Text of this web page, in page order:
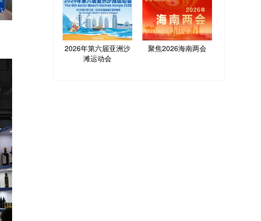
2026年第六届亚洲沙
滩运动会
聚焦2026海南两会